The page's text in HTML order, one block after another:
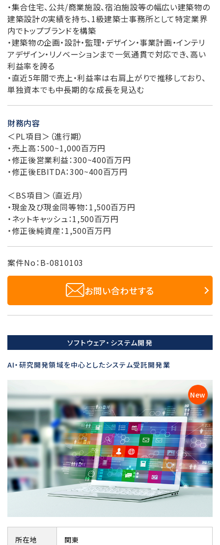
・集合住宅、公共/商業施設、宿泊施設等の幅広い建築物の
建築設計の実績を持ち、1級建築士事務所として特定業界
内でトップブランドを構築
・建築物の企画・設計・監理・デザイン・事業計画・インテリ
アデザイン・リノベーションまで一気通貫で対応でき、高い
利益率を誇る
・直近5年間で売上・利益率は右肩上がりで推移しており、
単独資本でも中長期的な成長を見込む
財務内容
＜PL項目＞（進行期）
・売上高：500~1,000百万円
・修正後営業利益：300~400百万円
・修正後EBITDA：300~400百万円
＜BS項目＞（直近月）
・現金及び現金同等物：1,500百万円
・ネットキャッシュ：1,500百万円
・修正後純資産：1,500百万円
案件No：B-0810103
お問い合わせする
ソフトウェア・システム開発
AI・研究開発領域を中心としたシステム受託開発業
所在地 関東